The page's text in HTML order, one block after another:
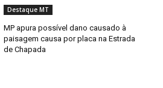
Destaque MT
MP apura possível dano causado à
paisagem causa por placa na Estrada
de Chapada